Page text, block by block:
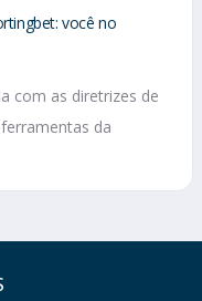
você no
com as diretrizes de
da